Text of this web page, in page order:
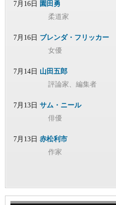
7月16日 園田勇
柔道家
7月16日 ブレンダ・フリッカー
女優
7月14日 山田五郎
評論家、編集者
7月13日 サム・ニール
俳優
7月13日 赤松利市
作家